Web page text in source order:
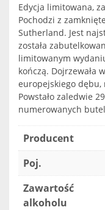
Edycja limitowana,
Pochodzi z
Sutherland. Jest
została
limitowanym
kończą. Dojrzewała
europejskiego dębu,
Powstało zaledwie
numerowanych
Producent
Poj.
Zawartość
alkoholu